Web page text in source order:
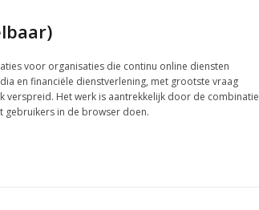
voor organisaties die continu online diensten
en financiële dienstverlening, met grootste vraag
verspreid. Het werk is aantrekkelijk door de combinatie
gebruikers in de browser doen.